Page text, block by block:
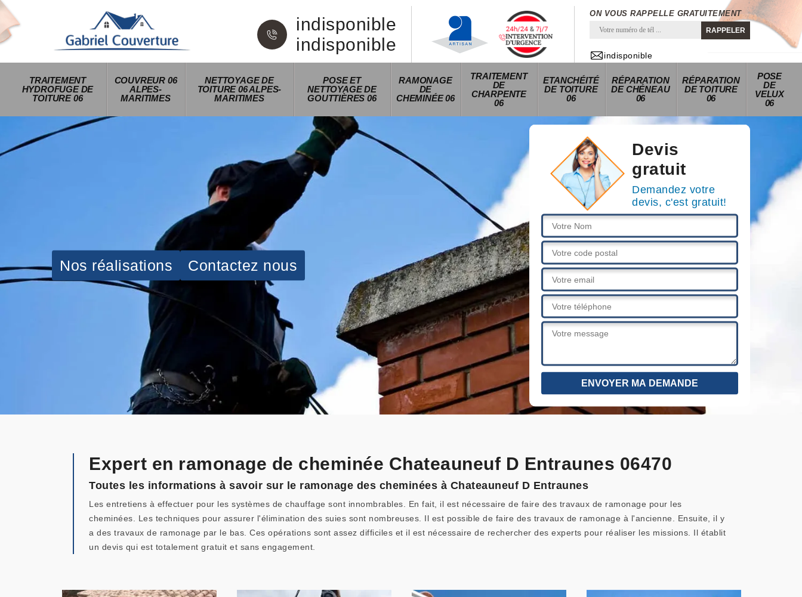
indisponible
indisponible
ON VOUS RAPPELLE GRATUITEMENT
indisponible
TRAITEMENT
HYDROFUGE DE
TOITURE 06
COUVREUR 06
ALPES-
MARITIMES
NETTOYAGE DE
TOITURE 06 ALPES-
MARITIMES
POSE ET
NETTOYAGE DE
GOUTTIÈRES 06
RAMONAGE
DE
CHEMINÉE 06
TRAITEMENT
DE
CHARPENTE
06
ETANCHÉITÉ
DE TOITURE
06
RÉPARATION
DE CHÉNEAU
06
RÉPARATION
DE TOITURE
06
POSE
DE
VELUX
06
Nos réalisations Contactez nous
Devis
gratuit
Demandez votre
devis, c'est gratuit!
Expert en ramonage de cheminée Chateauneuf D Entraunes 06470
Toutes les informations à savoir sur le ramonage des cheminées à Chateauneuf D Entraunes
Les entretiens à effectuer pour les systèmes de chauffage sont innombrables. En fait, il est nécessaire de faire des travaux de ramonage pour les
cheminées. Les techniques pour assurer l'élimination des suies sont nombreuses. Il est possible de faire des travaux de ramonage à l'ancienne. Ensuite, il y
a des travaux de ramonage par le bas. Ces opérations sont assez difficiles et il est nécessaire de rechercher des experts pour réaliser les missions. Il établit
un devis qui est totalement gratuit et sans engagement.